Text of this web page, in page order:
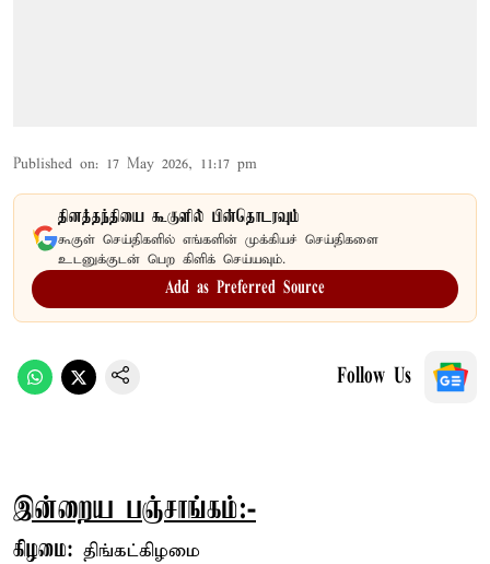
Published on: 17 May 2026, 11:17 pm
தினத்தந்தியை கூகுளில் பின்தொடரவும்
கூகுள் செய்திகளில் எங்களின் முக்கியச் செய்திகளை
உடனுக்குடன் பெற கிளிக் செய்யவும்.
Add as Preferred Source
Follow Us
இன்றைய பஞ்சாங்கம்:-
கிழமை: திங்கட்கிழமை